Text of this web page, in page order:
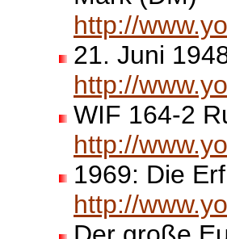
http://
21. Juni
http://
WIF 164-2
http://
1969: Die
http://